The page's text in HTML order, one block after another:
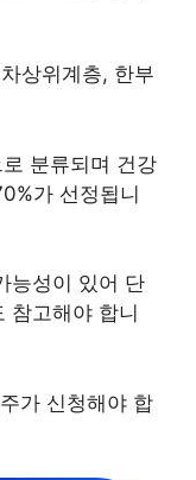
상위계층, 한부
분류되며 건강
가 선정됩니
능성이 있어 단
참고해야 합니
가 신청해야 합